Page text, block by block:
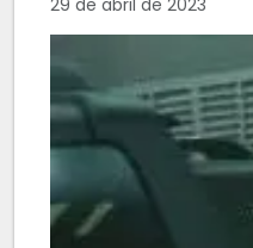
29 de abril de 2023